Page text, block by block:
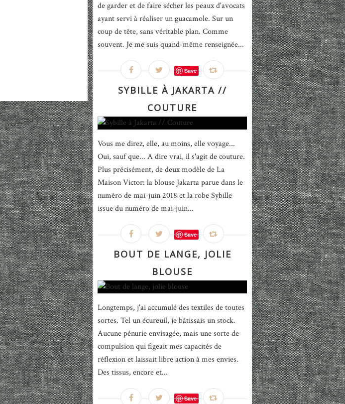
de garder et de faire sécher les peaux d'avocats
ayant servi à réaliser un guacamole. Sur un
coup de tête, sans véritable plan. Comme
souvent. Je me suis quand-même renseignée...
Save
SYBILLE À JAKARTA //
COUTURE
Vous me direz, elle, au moins, elle voyage...
Oui, sauf que... A dire vrai, il s'agit de couture.
Plus précisément, de deux modèle de La
Maison Victor: la blouse Jakarta parue dans le
numéro de mai-juin 2018 et la robe Sybille
issue du numéro de mai-juin...
Save
BOUT DE LANGE, JOLIE
BLOUSE
Longtemps, j'ai accumulé des textiles de toutes
sortes. Tel un écureuil, je bâtissais un stock.
Aucune pénurie envisagée, mais une sorte de
compulsion qui figeait mes capacités de
réflexion et laissait libre action à mes envies.
Des tissus, encore et...
Save